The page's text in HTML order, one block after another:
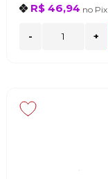
R$ 46,94 no Pix
- +